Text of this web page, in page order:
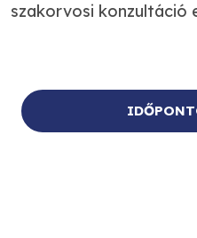
szakorvosi konzultáció